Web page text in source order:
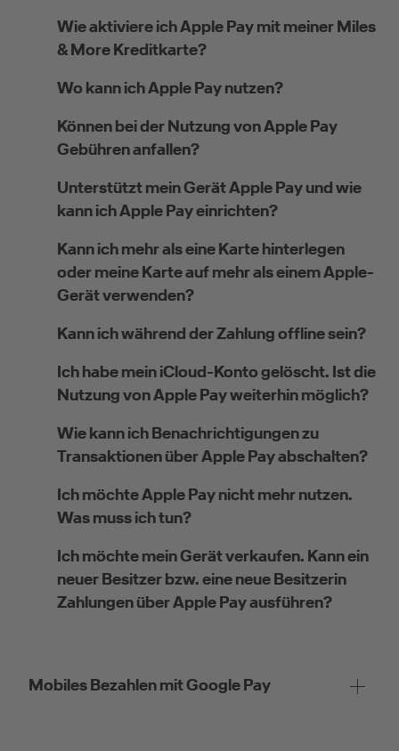
Wie aktiviere ich Apple Pay mit meiner Miles
& More Kreditkarte?
Wo kann ich Apple Pay nutzen?
Können bei der Nutzung von Apple Pay
Gebühren anfallen?
Unterstützt mein Gerät Apple Pay und wie
kann ich Apple Pay einrichten?
Kann ich mehr als eine Karte hinterlegen
oder meine Karte auf mehr als einem Apple-
Gerät verwenden?
Kann ich während der Zahlung offline sein?
Ich habe mein iCloud-Konto gelöscht. Ist die
Nutzung von Apple Pay weiterhin möglich?
Wie kann ich Benachrichtigungen zu
Transaktionen über Apple Pay abschalten?
Ich möchte Apple Pay nicht mehr nutzen.
Was muss ich tun?
Ich möchte mein Gerät verkaufen. Kann ein
neuer Besitzer bzw. eine neue Besitzerin
Zahlungen über Apple Pay ausführen?
Mobiles Bezahlen mit Google Pay